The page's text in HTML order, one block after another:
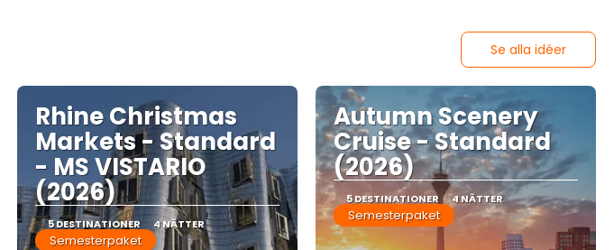
Se alla idéer
Rhine Christmas
Markets - Standard
- MS VISTARIO
(2026)
5 DESTINATIONER 4 NÄTTER
Semesterpaket
Autumn Scenery
Cruise - Standard
(2026)
5 DESTINATIONER 4 NÄTTER
Semesterpaket